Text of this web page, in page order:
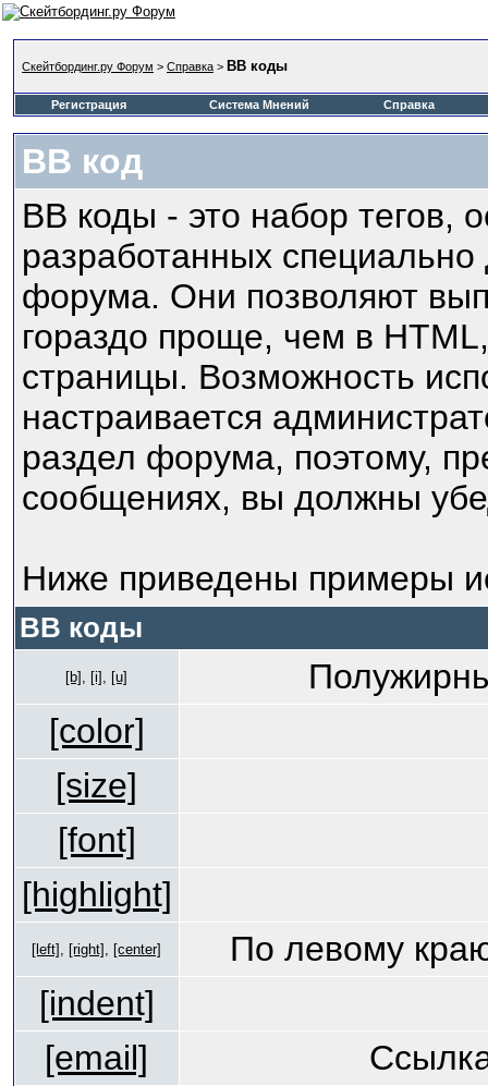
Скейтбординг.ру Форум > Справка > BB коды
Регистрация Система Мнений Справка
BB код
BB коды - это набор тегов,
разработанных
форума. Они позволяют
гораздо проще, чем в
страницы. Возможность
настраивается
раздел форума, поэтому,
сообщениях, вы должны
Ниже приведены примеры
BB коды
[b] , [i] , [u]
[color]
[size]
[font]
[highlight]
[left] , [right] , [center]
По левому
[indent]
[email]